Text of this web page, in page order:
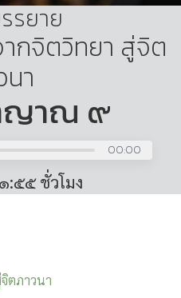
รยาย
กจิตวิทยา สู่จิต
นา
ญาณ ๙
00:00
:๕๕ ชั่วโมง
ตภาวนา